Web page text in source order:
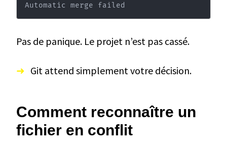
Automatic merge failed
Pas de panique. Le projet n’est pas cassé.
Git attend simplement votre décision.
Comment reconnaître un
fichier en conflit